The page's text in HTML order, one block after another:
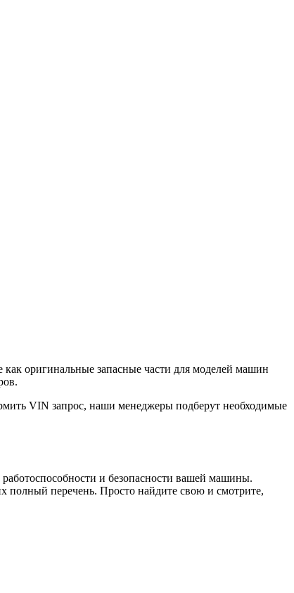
оригинальные запасные части для моделей машин
VIN запрос, наши менеджеры подберут необходимые
и безопасности вашей машины.
полный перечень. Просто найдите свою и смотрите,